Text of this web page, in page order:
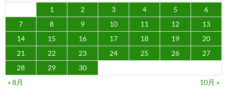
1
2 3 4 5
6
7
8 9 10 11 12
13
14
15 16 17 18 19
20
21
22 23 24 25 26
27
28
29
30
« 8月
10月 »